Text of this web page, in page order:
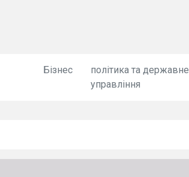
Бізнес
політика та державне
управління